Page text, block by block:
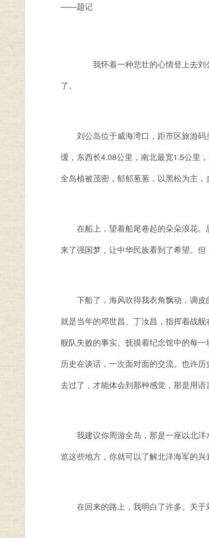
——题记
我怀着一种悲壮的心情登上去刘
了。
刘公岛位于威海湾口，距市区旅游码
缓，东西长4.08公里，南北最宽1.5公里
全岛植被茂密，郁郁葱葱，以黑松为主
在船上，望着船尾卷起的朵朵浪花。
来了强国梦，让中华民族看到了希望。
下船了，海风吹得我衣角飘动，调皮
就是当年的邓世昌、丁汝昌，指挥着战
舰队失败的事实。抚摸着纪念馆中的每
历史在谈话，一次面对面的交流。也许
去过了，才能体会到那种感觉，那是用
我建议你周游全岛，那是一座以北洋
览这些地方，你就可以了解北洋海军的兴
在回来的路上，我明白了许多。关于